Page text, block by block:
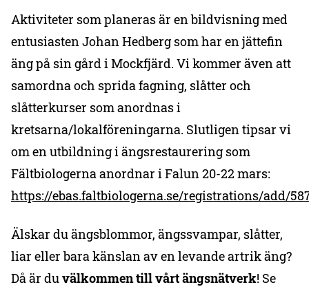
Aktiviteter som planeras är en bildvisning med
entusiasten Johan Hedberg som har en jättefin
äng på sin gård i Mockfjärd. Vi kommer även att
samordna och sprida fagning, slåtter och
slåtterkurser som anordnas i
kretsarna/lokalföreningarna. Slutligen tipsar vi
om en utbildning i ängsrestaurering som
Fältbiologerna anordnar i Falun 20-22 mars:
https://ebas.faltbiologerna.se/registrations/add/
Älskar du ängsblommor, ängssvampar, slåtter,
liar eller bara känslan av en levande artrik äng?
Då är duvälkommen till vårt ängsnätverk! Se